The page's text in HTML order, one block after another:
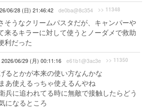
06/28 (日) 21:46:42 de0ba@8c354 >> 11348
そうなクリームパスタだが、キャンパーや
来るキラーに対して使うとノーダメで救助
利だった
2026/06/29 (月) 00:11:16 e61b1@3ac3e >> 11350
るとかが本来の使い方なんかな
あ使えるっちゃ使えるんやね
兵に追われてる時に無敵で接触したらどう
になるところ